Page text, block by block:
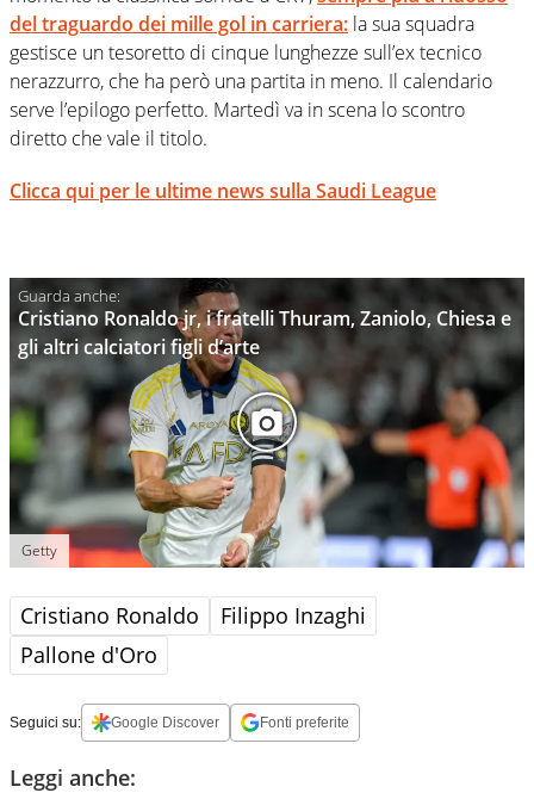
del traguardo dei mille gol in carriera: la sua squadra
gestisce un tesoretto di cinque lunghezze sull’ex tecnico
nerazzurro, che ha però una partita in meno. Il calendario
serve l’epilogo perfetto. Martedì va in scena lo scontro
diretto che vale il titolo.
Clicca qui per le ultime news sulla Saudi League
Cristiano Ronaldo jr, i fratelli Thuram, Zaniolo, Chiesa e
gli altri calciatori figli d’arte
Getty
Cristiano Ronaldo
Filippo Inzaghi
Pallone d'Oro
Seguici su: Google Discover Fonti preferite
Leggi anche: